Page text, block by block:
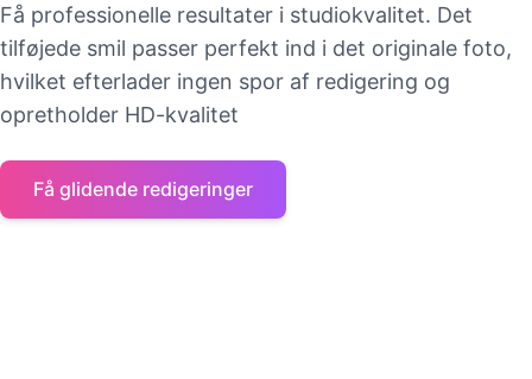
Få professionelle resultater i studiokvalitet. Det
tilføjede smil passer perfekt ind i det originale foto,
hvilket efterlader ingen spor af redigering og
opretholder HD-kvalitet
Få glidende redigeringer